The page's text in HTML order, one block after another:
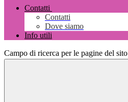
Contatti
Contatti
Dove siamo
Info utili
Campo di ricerca per le pagine del sito